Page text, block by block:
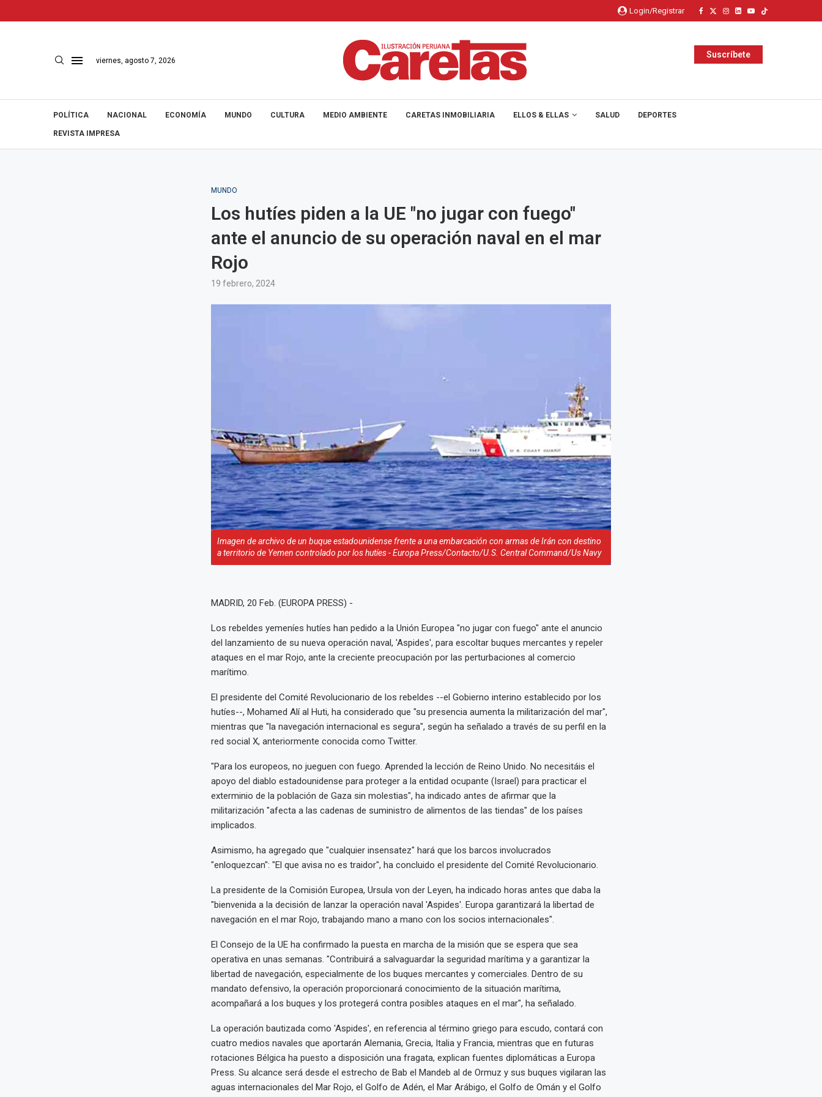
Login/Registrar
viernes, agosto 7, 2026
Suscríbete
POLÍTICA NACIONAL ECONOMÍA MUNDO CULTURA MEDIO AMBIENTE CARETAS INMOBILIARIA ELLOS & ELLAS SALUD DEPORTES
REVISTA IMPRESA
MUNDO
Los hutíes piden a la UE "no jugar con fuego"
ante el anuncio de su operación naval en el mar
Rojo
19 febrero, 2024
Imagen de archivo de un buque estadounidense frente a una embarcación con armas de Irán con destino
a territorio de Yemen controlado por los hutíes - Europa Press/Contacto/U.S. Central Command/Us Navy
MADRID, 20 Feb. (EUROPA PRESS) -
Los rebeldes yemeníes hutíes han pedido a la Unión Europea "no jugar con fuego" ante el anuncio
del lanzamiento de su nueva operación naval, 'Aspides', para escoltar buques mercantes y repeler
ataques en el mar Rojo, ante la creciente preocupación por las perturbaciones al comercio
marítimo.
El presidente del Comité Revolucionario de los rebeldes --el Gobierno interino establecido por los
hutíes--, Mohamed Alí al Huti, ha considerado que "su presencia aumenta la militarización del mar",
mientras que "la navegación internacional es segura", según ha señalado a través de su perfil en la
red social X, anteriormente conocida como Twitter.
"Para los europeos, no jueguen con fuego. Aprended la lección de Reino Unido. No necesitáis el
apoyo del diablo estadounidense para proteger a la entidad ocupante (Israel) para practicar el
exterminio de la población de Gaza sin molestias", ha indicado antes de afirmar que la
militarización "afecta a las cadenas de suministro de alimentos de las tiendas" de los países
implicados.
Asimismo, ha agregado que "cualquier insensatez" hará que los barcos involucrados
"enloquezcan": "El que avisa no es traidor", ha concluido el presidente del Comité Revolucionario.
La presidente de la Comisión Europea, Ursula von der Leyen, ha indicado horas antes que daba la
"bienvenida a la decisión de lanzar la operación naval 'Aspides'. Europa garantizará la libertad de
navegación en el mar Rojo, trabajando mano a mano con los socios internacionales".
El Consejo de la UE ha confirmado la puesta en marcha de la misión que se espera que sea
operativa en unas semanas. "Contribuirá a salvaguardar la seguridad marítima y a garantizar la
libertad de navegación, especialmente de los buques mercantes y comerciales. Dentro de su
mandato defensivo, la operación proporcionará conocimiento de la situación marítima,
acompañará a los buques y los protegerá contra posibles ataques en el mar", ha señalado.
La operación bautizada como 'Aspides', en referencia al término griego para escudo, contará con
cuatro medios navales que aportarán Alemania, Grecia, Italia y Francia, mientras que en futuras
rotaciones Bélgica ha puesto a disposición una fragata, explican fuentes diplomáticas a Europa
Press. Su alcance será desde el estrecho de Bab el Mandeb al de Ormuz y sus buques vigilaran las
aguas internacionales del Mar Rojo, el Golfo de Adén, el Mar Arábigo, el Golfo de Omán y el Golfo